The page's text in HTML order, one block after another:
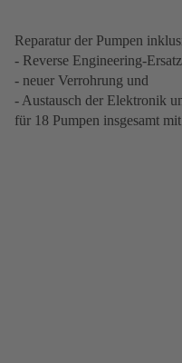
Reparatur der Pumpen
- Reverse Engineering-
- neuer Verrohrung und
- Austausch der Elektronik
für 18 Pumpen insgesamt